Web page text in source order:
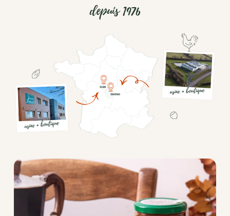
depuis 1976
culinaires
Boisson
poudre
Fruits
secs
Mélanges
apéritifs
Tartinables
apéritifs